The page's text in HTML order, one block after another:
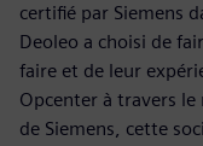
certifié par Siemens
Deoleo a choisi de
faire et de leur
Opcenter à travers
de Siemens, cette